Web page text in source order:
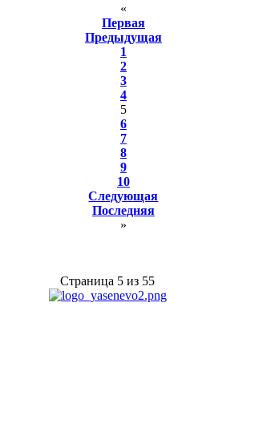
«
Первая
Предыдущая
1
2
3
4
5
6
7
8
9
10
Следующая
Последняя
»
Страница 5 из 55